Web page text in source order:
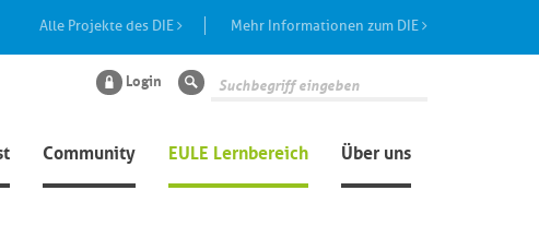
Alle Projekte des DIE Mehr Informationen zum DIE
Community EULE Lernbereich Über uns
Login Suche